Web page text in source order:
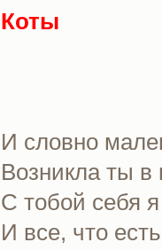
Коты
И словно
Возникла ты в
С тобой себя
И все, что